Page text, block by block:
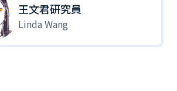
王文君研究員
Linda Wang